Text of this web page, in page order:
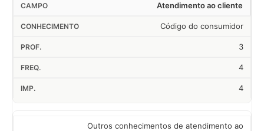
Atendimento ao cliente
Código do consumidor
3
4
4
Outros conhecimentos de atendimento ao